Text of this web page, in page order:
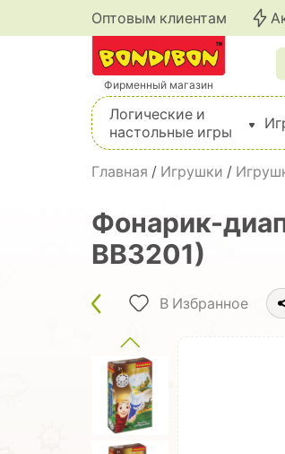
Оптовым клиентам
Фирменный магазин
Логические и
настольные игры
Главная / Игрушки /
Фонарик-
ВВ3201)
В Избранное